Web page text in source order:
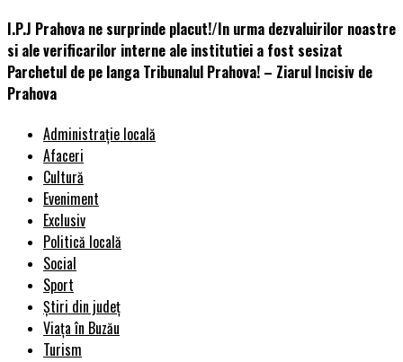
I.P.J Prahova ne surprinde placut!/In urma dezvaluirilor noastre
si ale verificarilor interne ale institutiei a fost sesizat
Parchetul de pe langa Tribunalul Prahova! – Ziarul Incisiv de
Prahova
Administrație locală
Afaceri
Cultură
Eveniment
Exclusiv
Politică locală
Social
Sport
Știri din județ
Viața în Buzău
Turism